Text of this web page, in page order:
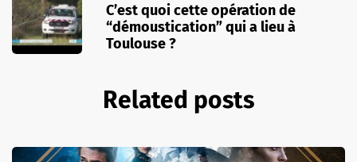
C’est quoi cette opération de
“démoustication” qui a lieu à
Toulouse ?
Related posts